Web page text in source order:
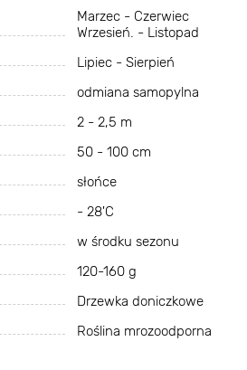
Marzec - Czerwiec
Wrzesień. - Listopad
Lipiec - Sierpień
odmiana samopylna
2 - 2,5 m
50 - 100 cm
słońce
- 28'C
w środku sezonu
120-160 g
Drzewka doniczkowe
Roślina mrozoodporna